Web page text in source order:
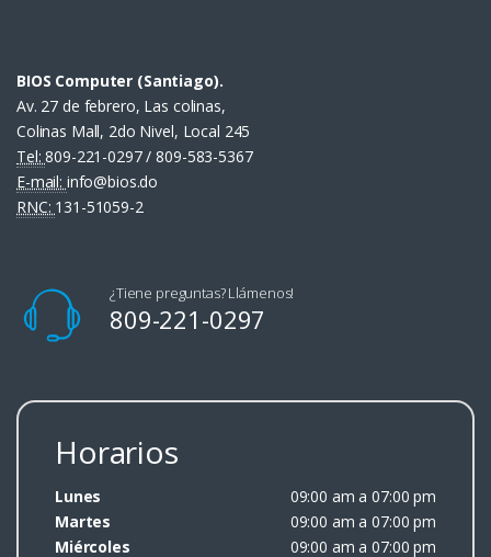
BIOS Computer (Santiago).
Av. 27 de febrero, Las colinas,
Colinas Mall, 2do Nivel, Local 245
Tel:809-221-0297 / 809-583-5367
E-mail: info@bios.do
RNC: 131-51059-2
¿Tiene preguntas? Llámenos!
809-221-0297
Horarios
Lunes
09:00 am a 07:00 pm
Martes
09:00 am a 07:00 pm
Miércoles
09:00 am a 07:00 pm